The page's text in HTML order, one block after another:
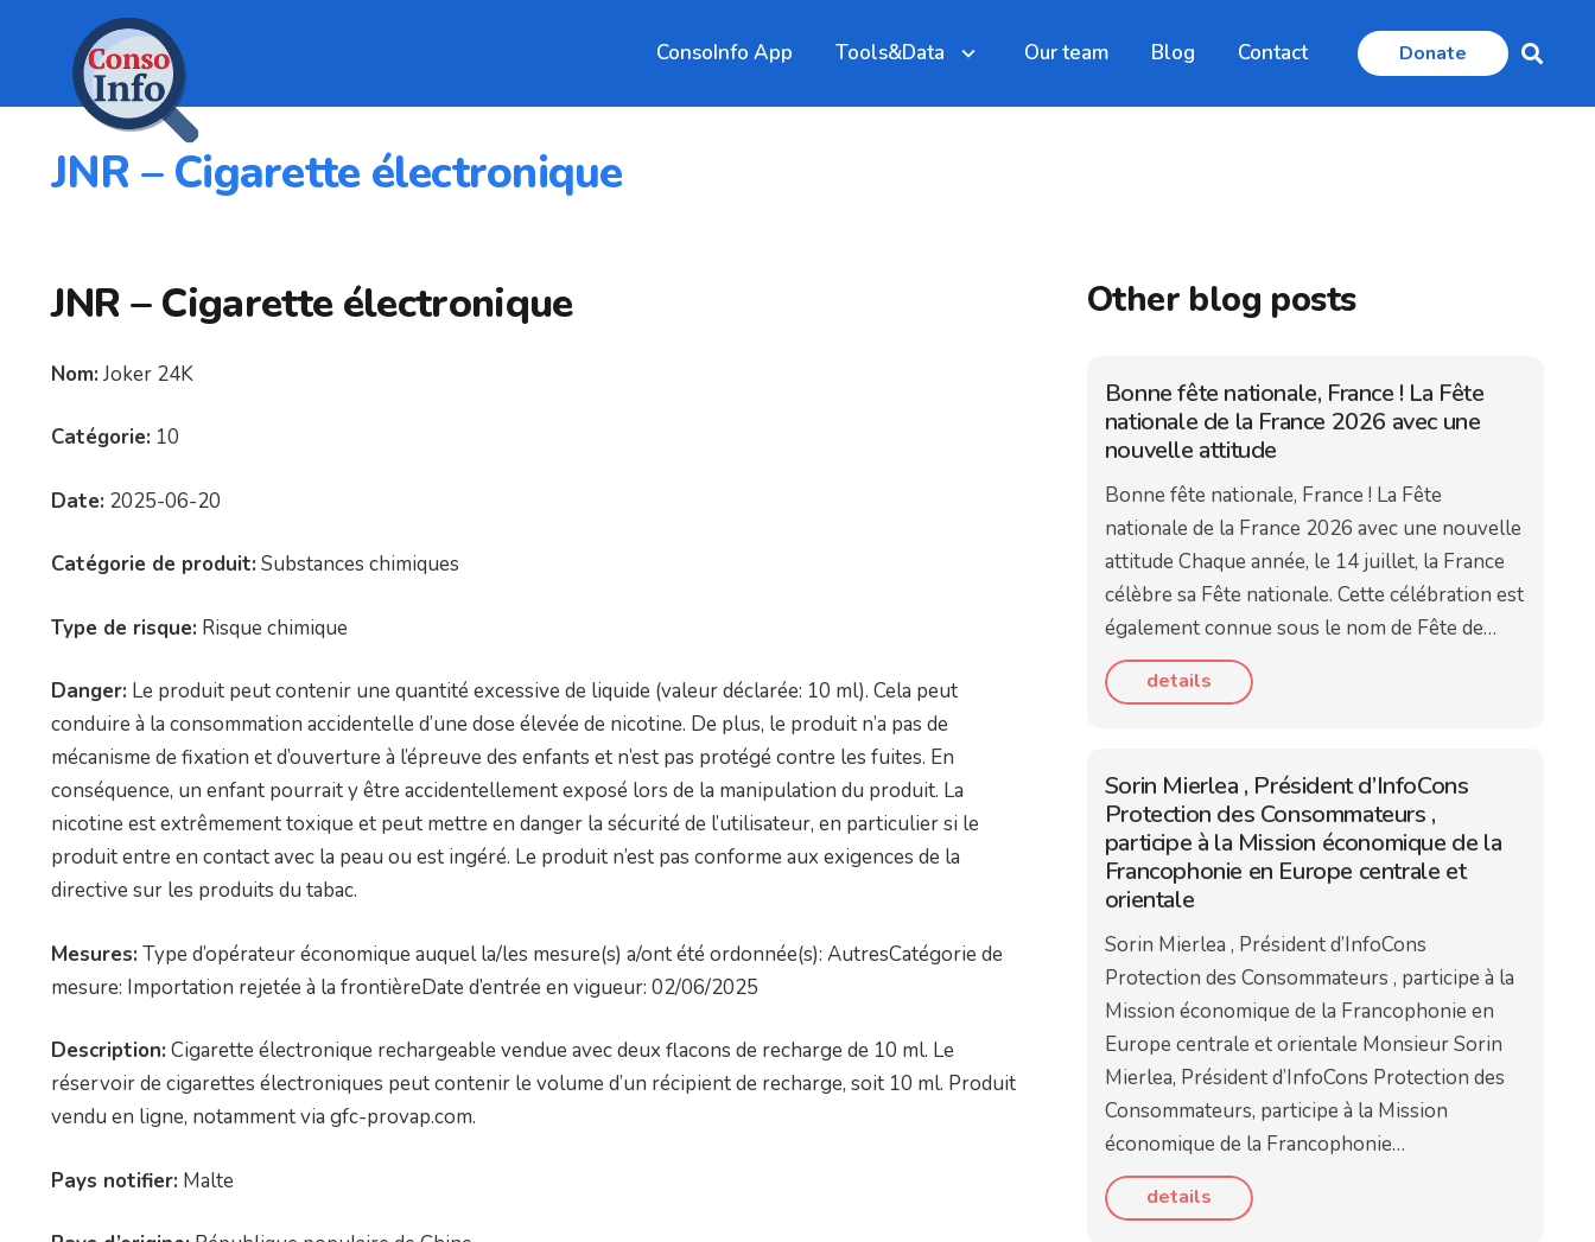
ConsoInfo App Tools&Data Our team Blog Contact Donate
JNR – Cigarette électronique
JNR – Cigarette électronique
Nom: Joker 24K
Catégorie: 10
Date: 2025-06-20
Catégorie de produit: Substances chimiques
Type de risque: Risque chimique
Danger: Le produit peut contenir une quantité excessive de liquide (valeur déclarée: 10 ml). Cela peut
conduire à la consommation accidentelle d’une dose élevée de nicotine. De plus, le produit n’a pas de
mécanisme de fixation et d’ouverture à l’épreuve des enfants et n’est pas protégé contre les fuites. En
conséquence, un enfant pourrait y être accidentellement exposé lors de la manipulation du produit. La
nicotine est extrêmement toxique et peut mettre en danger la sécurité de l’utilisateur, en particulier si le
produit entre en contact avec la peau ou est ingéré. Le produit n’est pas conforme aux exigences de la
directive sur les produits du tabac.
Mesures: Type d’opérateur économique auquel la/les mesure(s) a/ont été ordonnée(s): AutresCatégorie de
mesure: Importation rejetée à la frontièreDate d’entrée en vigueur: 02/06/2025
Description: Cigarette électronique rechargeable vendue avec deux flacons de recharge de 10 ml. Le
réservoir de cigarettes électroniques peut contenir le volume d’un récipient de recharge, soit 10 ml. Produit
vendu en ligne, notamment via gfc-provap.com.
Pays notifier: Malte
Other blog posts
Bonne fête nationale, France ! La Fête
nationale de la France 2026 avec une
nouvelle attitude
Bonne fête nationale, France ! La Fête
nationale de la France 2026 avec une nouvelle
attitude Chaque année, le 14 juillet, la France
célèbre sa Fête nationale. Cette célébration est
également connue sous le nom de Fête de…
details
Sorin Mierlea , Président d’InfoCons
Protection des Consommateurs ,
participe à la Mission économique de la
Francophonie en Europe centrale et
orientale
Sorin Mierlea , Président d’InfoCons
Protection des Consommateurs , participe à la
Mission économique de la Francophonie en
Europe centrale et orientale Monsieur Sorin
Mierlea, Président d’InfoCons Protection des
Consommateurs, participe à la Mission
économique de la Francophonie…
details